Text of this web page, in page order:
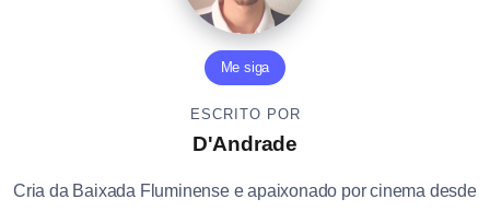
Me siga
ESCRITO POR
D'Andrade
Cria da Baixada Fluminense e apaixonado por cinema desde